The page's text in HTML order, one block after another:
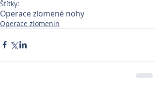
Štítky:
Operace zlomené nohy
Operace zlomenin